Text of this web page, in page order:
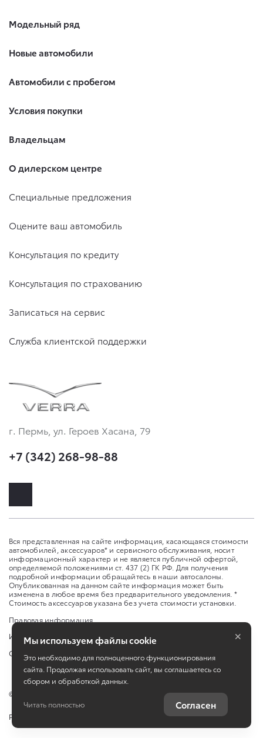
Модельный ряд
Новые автомобили
Автомобили с пробегом
Условия покупки
Владельцам
О дилерском центре
Специальные предложения
Оцените ваш автомобиль
Консультация по кредиту
Консультация по страхованию
Записаться на сервис
Служба клиентской поддержки
г. Пермь, ул. Героев Хасана, 79
+7 (342) 268-98-88
Вся представленная на сайте информация, касающаяся стоимости
автомобилей, аксессуаров* и сервисного обслуживания, носит
информационный характер и не является публичной офертой,
определяемой положениями ст. 437 (2) ГК РФ. Для получения
подробной информации обращайтесь в наши автосалоны.
Опубликованная на данном сайте информация может быть
изменена в любое время без предварительного уведомления. *
Стоимость аксессуаров указана без учета стоимости установки.
Правовая информация
Изменить настройку cookies
Сбросить cookie
©
Работает на технологиях
Мы используем файлы cookie
Это необходимо для полноценного функционирования
сайта. Продолжая использовать сайт, вы соглашаетесь со
сбором и обработкой данных.
Читать полностью Согласен
×